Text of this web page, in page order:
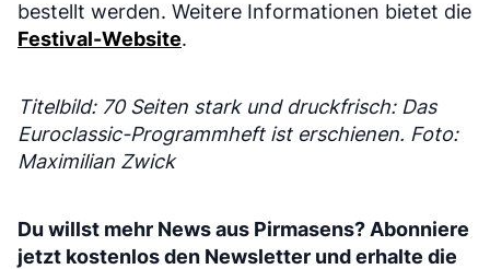
bestellt werden. Weitere Informationen bietet die
Festival-Website.
Titelbild: 70 Seiten stark und druckfrisch: Das
Euroclassic-Programmheft ist erschienen. Foto:
Maximilian Zwick
Du willst mehr News aus Pirmasens? Abonniere
jetzt kostenlos den Newsletter und erhalte die